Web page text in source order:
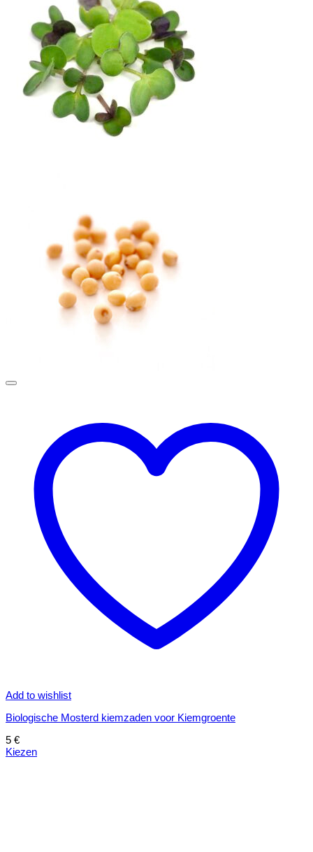
Add to wishlist
Biologische Mosterd kiemzaden voor Kiemgroente
5 €
Kiezen